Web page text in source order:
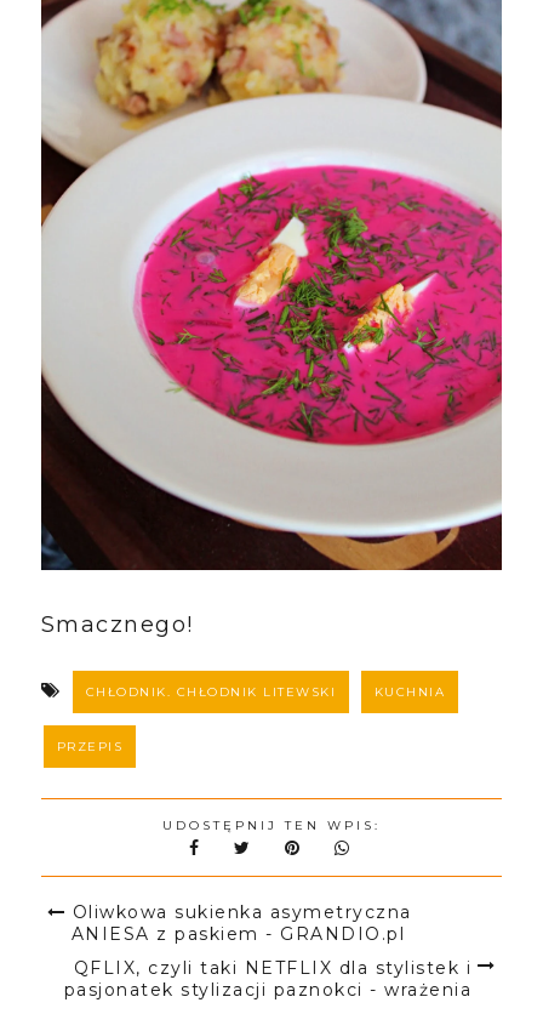
Smacznego!
CHŁODNIK. CHŁODNIK LITEWSKI KUCHNIA
PRZEPIS
UDOSTĘPNIJ TEN WPIS:
Oliwkowa sukienka asymetryczna
ANIESA z paskiem - GRANDIO.pl
QFLIX, czyli taki NETFLIX dla stylistek i
pasjonatek stylizacji paznokci - wrażenia